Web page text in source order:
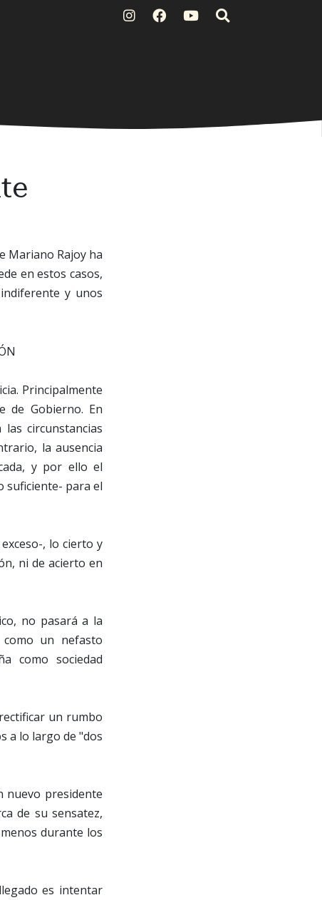
Mariano Rajoy ha
en estos casos,
y unos
Principalmente
de Gobierno. En
circunstancias
la ausencia
y por ello el
suficiente- para el
, lo cierto y
ni de acierto en
no pasará a la
un nefasto
como sociedad
un rumbo
a lo largo de "dos
nuevo presidente
de su sensatez,
durante los
es intentar